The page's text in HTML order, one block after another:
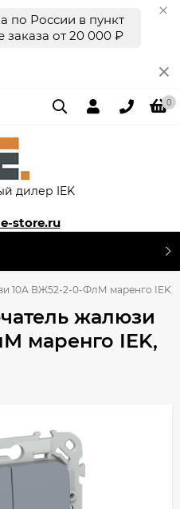
по России в пункт
от 20 000 ₽
0
дилер IEK
store.ru
10А ВЖ52-2-0-ФлМ маренго IEK,
жалюзи
маренго IEK,